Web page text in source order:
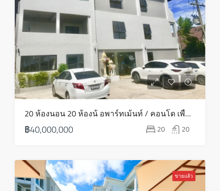
จันทร์
17
ส.ค.
อังคาร
18
ส.ค.
พุธ
พฤหัส
20
ส.ค.
20 ห้องนอน 20 ห้องน้ อพาร์ทเม้นท์ / คอนโด เพื่อขาย ใน บางรัก – HS0773
฿40,000,000 20 20
ขายแล้ว